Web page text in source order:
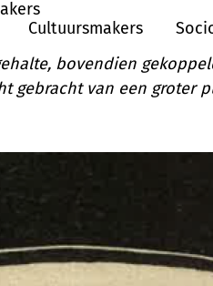
Cultuursmakers
bovendien
gebracht van een groter